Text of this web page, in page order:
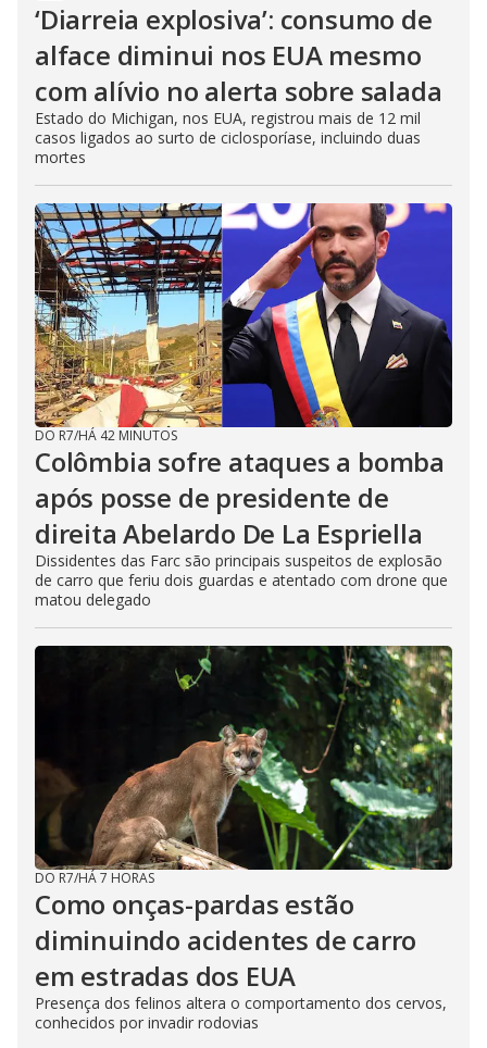
‘Diarreia explosiva’: consumo de
alface diminui nos EUA mesmo
com alívio no alerta sobre salada
Estado do Michigan, nos EUA, registrou mais de 12 mil
casos ligados ao surto de ciclosporíase, incluindo duas
mortes
DO R7/HÁ 42 MINUTOS
Colômbia sofre ataques a bomba
após posse de presidente de
direita Abelardo De La Espriella
Dissidentes das Farc são principais suspeitos de explosão
de carro que feriu dois guardas e atentado com drone que
matou delegado
DO R7/HÁ 7 HORAS
Como onças-pardas estão
diminuindo acidentes de carro
em estradas dos EUA
Presença dos felinos altera o comportamento dos cervos,
conhecidos por invadir rodovias